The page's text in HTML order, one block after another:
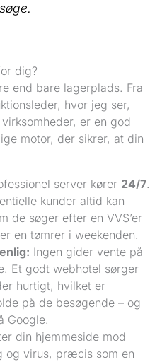
dig?
end bare lagerplads. Fra
hvor jeg ser,
er en god
motor, der sikrer, at din
server kører 24/7.
kunder altid kan
de søger efter en VVS’er
en tømrer i weekenden.
Ingen gider vente på
Et godt webhotel sørger
hurtigt, hvilket er
på de besøgende – og
Google.
din hjemmeside mod
og virus, præcis som en